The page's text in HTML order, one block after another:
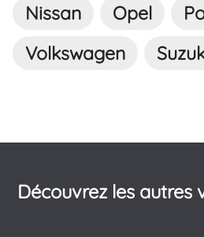
Nissan
Opel
Volkswagen
Découvrez les autres